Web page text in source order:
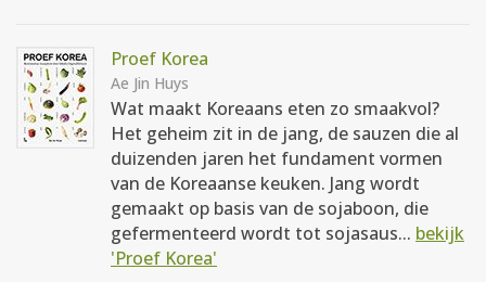
Proef Korea
Ae Jin Huys
Wat maakt Koreaans eten zo smaakvol?
Het geheim zit in de jang, de sauzen die al
duizenden jaren het fundament vormen
van de Koreaanse keuken. Jang wordt
gemaakt op basis van de sojaboon, die
gefermenteerd wordt tot sojasaus... bekijk
'Proef Korea'